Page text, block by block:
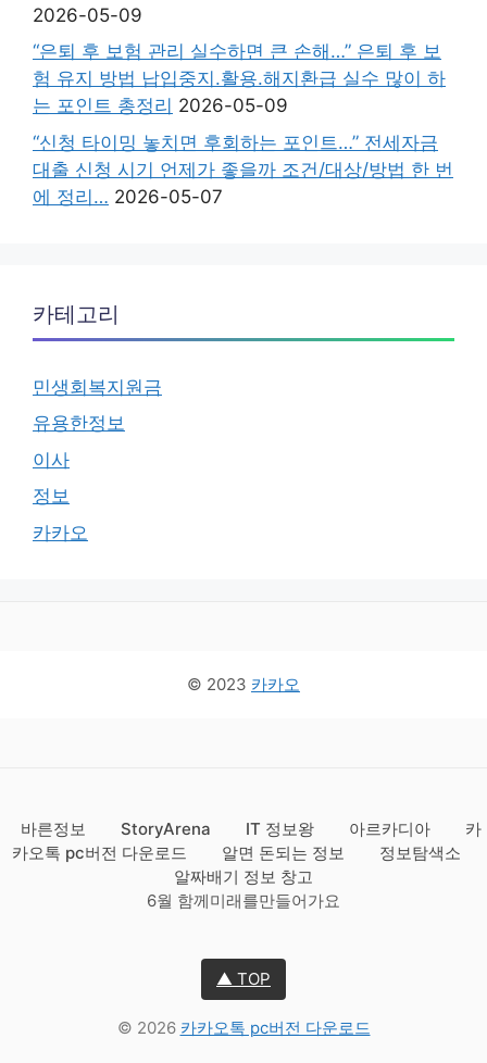
2026-05-09
“은퇴 후 보험 관리 실수하면 큰 손해…” 은퇴 후 보
험 유지 방법 납입중지.활용.해지환급 실수 많이 하
는 포인트 총정리 2026-05-09
“신청 타이밍 놓치면 후회하는 포인트…” 전세자금
대출 신청 시기 언제가 좋을까 조건/대상/방법 한 번
에 정리… 2026-05-07
카테고리
민생회복지원금
유용한정보
이사
정보
카카오
© 2023 카카오
바른정보 StoryArena IT 정보왕 아르카디아
카
카오톡 pc버전 다운로드
알면 돈되는 정보
정보탐색소
알짜배기 정보 창고
6월 함께미래를만들어가요
▲ TOP
© 2026 카카오톡 pc버전 다운로드